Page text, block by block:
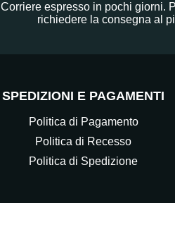
Corriere espresso in pochi giorni.
richiedere la consegna al
SPEDIZIONI E PAGAMENTI
Politica di Pagamento
Politica di Recesso
Politica di Spedizione